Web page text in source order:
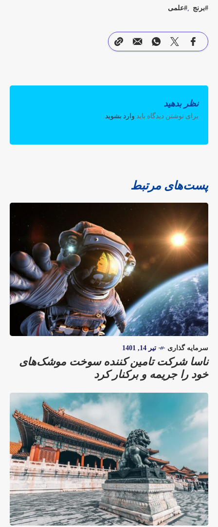
برنج علمی
نظر بدهید
برای نوشتن دیدگاه باید وارد بشوید.
پست‌های مرتبط
سرمایه گذاری تیر 14, 1401
ناسا شرکت تامین کننده سوخت موشک‌های
خود را جریمه و برکنار کرد